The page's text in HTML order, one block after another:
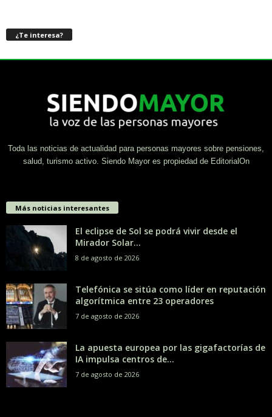
¿Te interesa?
Toda las noticias de actualidad para personas mayores sobre pensiones,
salud, turismo activo. Siendo Mayor es propiedad de EditorialOn
Más noticias interesantes
El eclipse de Sol se podrá vivir desde el
Mirador Solar...
8 de agosto de 2026
Telefónica se sitúa como líder en reputación
algorítmica entre 23 operadores
7 de agosto de 2026
La apuesta europea por las gigafactorías de
IA impulsa centros de...
7 de agosto de 2026